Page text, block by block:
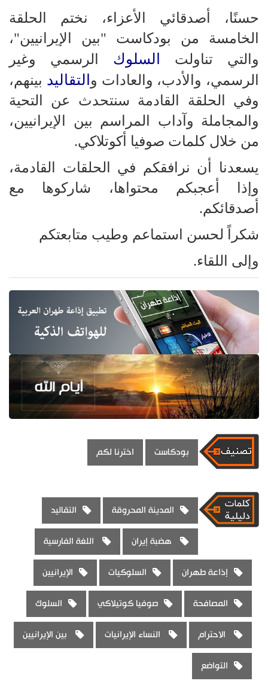
حسنًا، أصدقائي الأعزاء، نختم الحلقة
الخامسة من بودكاست "بين الإيرانيين"،
والتي تناولت
السلوك الرسمي وغير
الرسمي، والأدب، والعادات و التقاليد بينهم،
وفي الحلقة القادمة سنتحدث عن التحية
والمجاملة وآداب المراسم بين الإيرانيين،
من خلال كلمات صوفيا أكوتلاكي.
يسعدنا أن نرافقكم في الحلقات القادمة،
وإذا أعجبكم محتواها، شاركوها مع
أصدقائكم.
شكراً لحسن استماعم وطيب متابعتكم
وإلى اللقاء.
بودكاست اخترنا لكم
المدينة المحروقة التقاليد
هضبة إيران اللغة الفارسية
إذاعة طهران السلوكيات الإيرانيين
المصافحة صوفيا كوتيلاكي السلوك
الاحترام النساء الإيرانيات بين الإيرانيين
التواضع